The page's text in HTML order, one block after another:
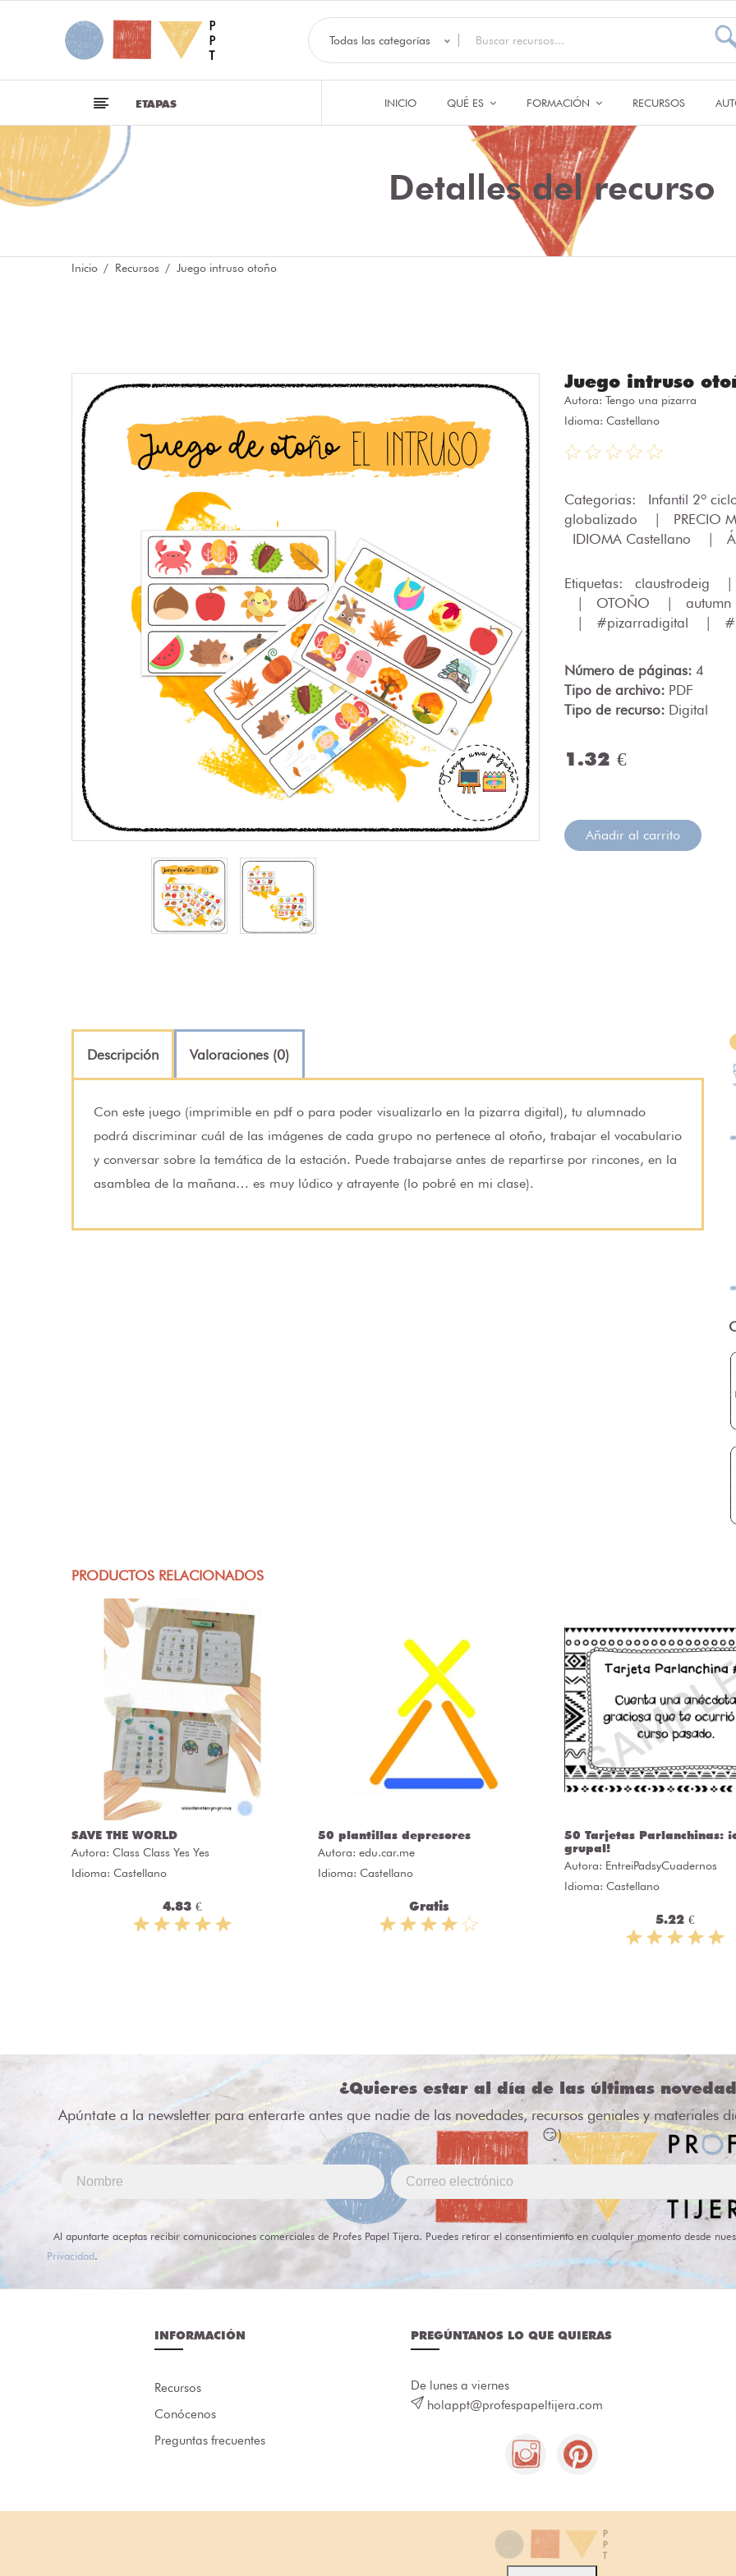
Todas las categorías
ETAPAS INICIO QUÉ ES FORMACIÓN RECURSOS
Detalles del recurso
Inicio Recursos Juego intruso otoño
Juego intruso
Autora: Tengo una pizarra
Idioma: Castellano
Categorias: Infantil 2º
globalizado
PRECIO
IDIOMA Castellano
Etiquetas: claustrodeig
OTOÑO autumn
#pizarradigital
Número de páginas: 4
Tipo de archivo: PDF
Tipo de recurso: Digital
1.32 €
Añadir al carrito
Descripción Valoraciones (0)
Con este juego (imprimible en pdf o para poder visualizarlo en la pizarra digital), tu alumnado
podrá discriminar cuál de las imágenes de cada grupo no pertenece al otoño, trabajar el vocabulario
y conversar sobre la temática de la estación. Puede trabajarse antes de repartirse por rincones, en la
asamblea de la mañana… es muy lúdico y atrayente (lo pobré en mi clase).
PRODUCTOS RELACIONADOS
50 plantillas depresores
Autora:edu.car.me
Idioma: Castellano
Gratis
50 Tarjetas Parlanchinas: ¡cohesión
grupal!
5.22 €
CLASSROOM RULES
Autora:
Idioma: Castellano
¿Quieres estar al día de las últimas
Apúntate a la newsletter para enterarte antes que nadie de las novedades, recursos geniales y materiales
😏)
Al apuntarte aceptas recibir comunicaciones comerciales de Profes Papel Tijera. Puedes retirar el consentimiento en cualquier momento desde
Privacidad.
INFORMACIÓN
Recursos
Conócenos
Preguntas frecuentes
PREGÚNTANOS LO QUE QUIERAS
De lunes a viernes
holappt@profespapeltijera.com